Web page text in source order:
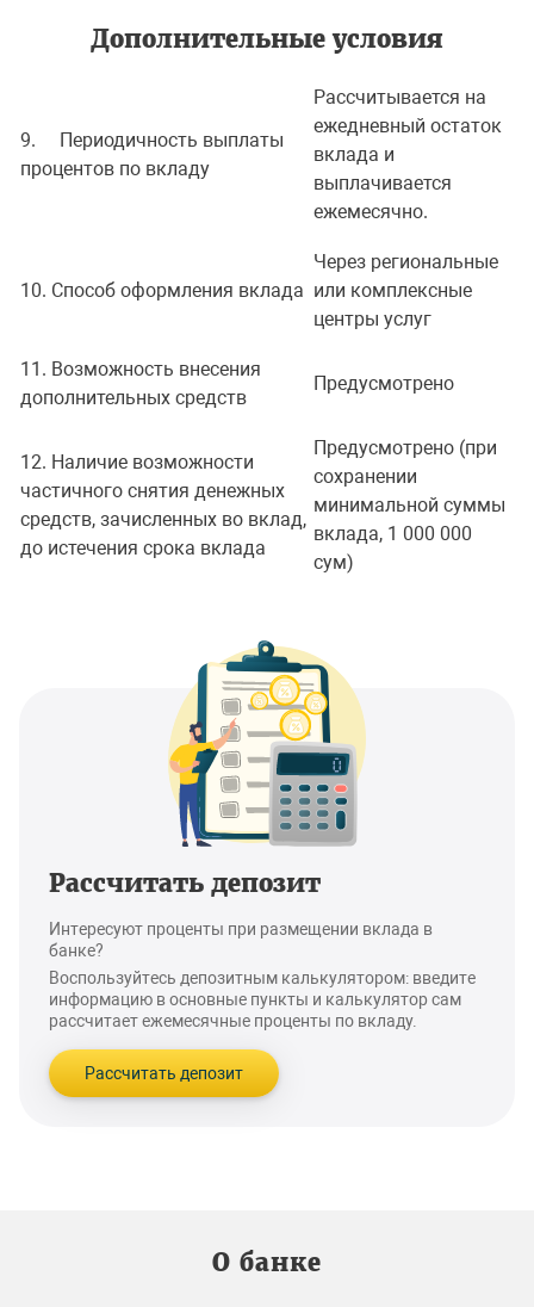
Дополнительные условия
9. Периодичность выплаты
процентов по вкладу
Рассчитывается на
ежедневный остаток
вклада и
выплачивается
ежемесячно.
10. Способ оформления вклада
Через региональные
или комплексные
центры услуг
11. Возможность внесения
дополнительных средств
Предусмотрено
12. Наличие возможности
частичного снятия денежных
средств, зачисленных во вклад,
до истечения срока вклада
Предусмотрено (при
сохранении
минимальной суммы
вклада, 1 000 000
сум)
Рассчитать депозит
Интересуют проценты при размещении вклада в
банке?
Воспользуйтесь депозитным калькулятором: введите
информацию в основные пункты и калькулятор сам
рассчитает ежемесячные проценты по вкладу.
Рассчитать депозит
О банке